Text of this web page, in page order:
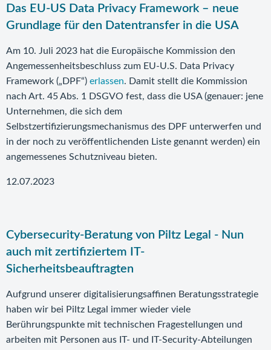
Das EU-US Data Privacy Framework – neue
Grundlage für den Datentransfer in die USA
Am 10. Juli 2023 hat die Europäische Kommission den
Angemessenheitsbeschluss zum EU-U.S. Data Privacy
Framework („DPF“) erlassen. Damit stellt die Kommission
nach Art. 45 Abs. 1 DSGVO fest, dass die USA (genauer: jene
Unternehmen, die sich dem
Selbstzertifizierungsmechanismus des DPF unterwerfen und
in der noch zu veröffentlichenden Liste genannt werden) ein
angemessenes Schutzniveau bieten.
12.07.2023
Cybersecurity-Beratung von Piltz Legal - Nun
auch mit zertifiziertem IT-
Sicherheitsbeauftragten
Aufgrund unserer digitalisierungsaffinen Beratungsstrategie
haben wir bei Piltz Legal immer wieder viele
Berührungspunkte mit technischen Fragestellungen und
arbeiten mit Personen aus IT- und IT-Security-Abteilungen